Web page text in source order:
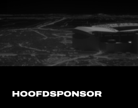
FC
HOOFDSPONSOR